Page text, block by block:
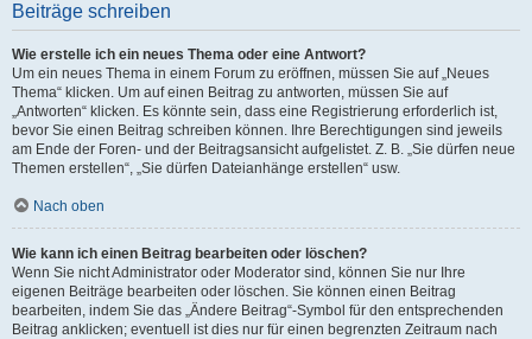
Beiträge schreiben
Wie erstelle ich ein neues Thema oder eine Antwort?
Um ein neues Thema in einem Forum zu eröffnen, müssen Sie auf „Neues
Thema“ klicken. Um auf einen Beitrag zu antworten, müssen Sie auf
„Antworten“ klicken. Es könnte sein, dass eine Registrierung erforderlich ist,
bevor Sie einen Beitrag schreiben können. Ihre Berechtigungen sind jeweils
am Ende der Foren- und der Beitragsansicht aufgelistet. Z. B. „Sie dürfen neue
Themen erstellen“, „Sie dürfen Dateianhänge erstellen“ usw.
Nach oben
Wie kann ich einen Beitrag bearbeiten oder löschen?
Wenn Sie nicht Administrator oder Moderator sind, können Sie nur Ihre
eigenen Beiträge bearbeiten oder löschen. Sie können einen Beitrag
bearbeiten, indem Sie das „Ändere Beitrag“-Symbol für den entsprechenden
Beitrag anklicken; eventuell ist dies nur für einen begrenzten Zeitraum nach